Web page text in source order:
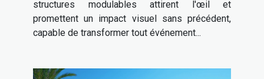
structures modulables attirent l'œil et
promettent un impact visuel sans précédent,
capable de transformer tout événement...